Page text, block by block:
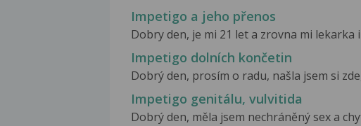
Impetigo a jeho přenos
Dobry den, je mi 21 let a zrovna mi lekarka
Impetigo dolních končetin
Dobrý den, prosím o radu, našla jsem si
Impetigo genitálu, vulvitida
Dobrý den, měla jsem nechráněný sex a